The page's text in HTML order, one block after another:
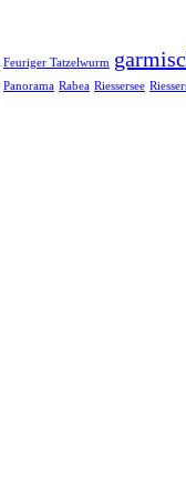
Feuriger Tatzelwurm
Panorama Rabea Riessersee